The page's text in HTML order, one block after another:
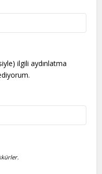
ilgili aydınlatma